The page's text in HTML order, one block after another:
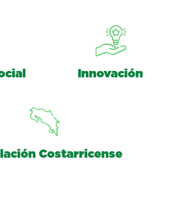
Innovación
Costarricense